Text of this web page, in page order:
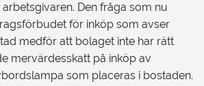
Den fråga som nu
för inköp som avser
medför att bolaget inte har rätt
mervärdesskatt på inköp av
som placeras i bostaden.